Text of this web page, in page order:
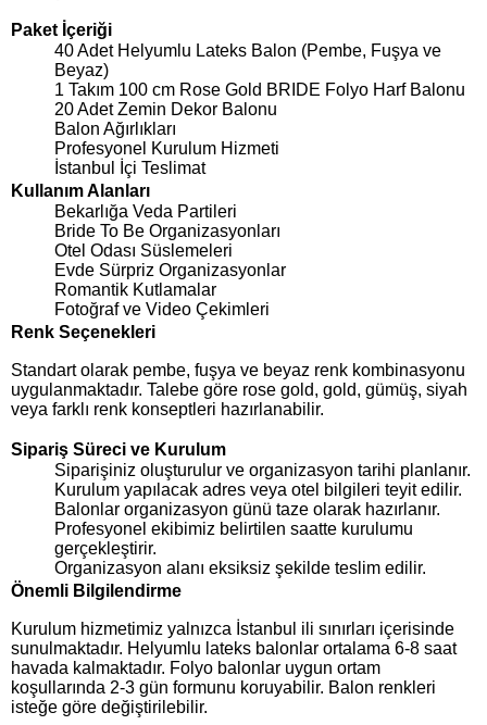
Paket İçeriği
40 Adet Helyumlu Lateks Balon (Pembe, Fuşya ve
Beyaz)
1 Takım 100 cm Rose Gold BRIDE Folyo Harf Balonu
20 Adet Zemin Dekor Balonu
Balon Ağırlıkları
Profesyonel Kurulum Hizmeti
İstanbul İçi Teslimat
Kullanım Alanları
Bekarlığa Veda Partileri
Bride To Be Organizasyonları
Otel Odası Süslemeleri
Evde Sürpriz Organizasyonlar
Romantik Kutlamalar
Fotoğraf ve Video Çekimleri
Renk Seçenekleri
Standart olarak pembe, fuşya ve beyaz renk kombinasyonu
uygulanmaktadır. Talebe göre rose gold, gold, gümüş, siyah
veya farklı renk konseptleri hazırlanabilir.
Sipariş Süreci ve Kurulum
Siparişiniz oluşturulur ve organizasyon tarihi planlanır.
Kurulum yapılacak adres veya otel bilgileri teyit edilir.
Balonlar organizasyon günü taze olarak hazırlanır.
Profesyonel ekibimiz belirtilen saatte kurulumu
gerçekleştirir.
Organizasyon alanı eksiksiz şekilde teslim edilir.
Önemli Bilgilendirme
Kurulum hizmetimiz yalnızca İstanbul ili sınırları içerisinde
sunulmaktadır. Helyumlu lateks balonlar ortalama 6-8 saat
havada kalmaktadır. Folyo balonlar uygun ortam
koşullarında 2-3 gün formunu koruyabilir. Balon renkleri
isteğe göre değiştirilebilir.